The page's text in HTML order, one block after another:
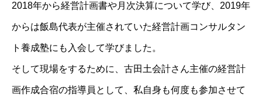
2018年から経営計画書や月次決算について学び、2019年
からは飯島代表が主催されていた経営計画コンサルタン
ト養成塾にも入会して学びました。
そして現場をするために、古田土会計さん主催の経営計
画作成合宿の指導員として、私自身も何度も参加させて